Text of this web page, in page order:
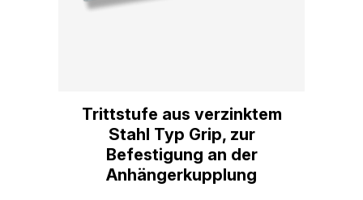
Trittstufe aus verzinktem
Stahl Typ Grip, zur
Befestigung an der
Anhängerkupplung